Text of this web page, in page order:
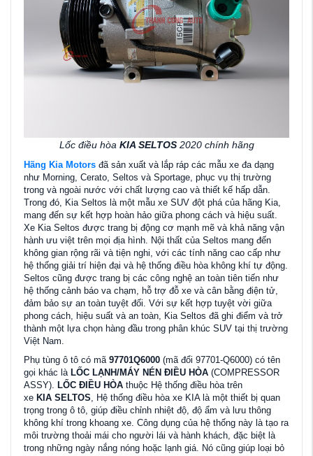
Lốc điều hòa KIA SELTOS2020 chính hãng
Hãng Kia Motors đã sản xuất và lắp ráp các mẫu xe đa dạng
như Morning, Cerato, Seltos và Sportage, phục vụ thị trường
trong và ngoài nước với chất lượng cao và thiết kế hấp dẫn.
Trong đó, Kia Seltos là một mẫu xe SUV đột phá của hãng Kia,
mang đến sự kết hợp hoàn hảo giữa phong cách và hiệu suất.
Xe Kia Seltos được trang bị động cơ mạnh mẽ và khả năng vận
hành ưu việt trên mọi địa hình. Nội thất của Seltos mang đến
không gian rộng rãi và tiện nghi, với các tính năng cao cấp như
hệ thống giải trí hiện đại và hệ thống điều hòa không khí tự động.
Seltos cũng được trang bị các công nghệ an toàn tiên tiến như
hệ thống cảnh báo va chạm, hỗ trợ đỗ xe và cân bằng điện tử,
đảm bảo sự an toàn tuyệt đối. Với sự kết hợp tuyệt vời giữa
phong cách, hiệu suất và an toàn, Kia Seltos đã ghi điểm và trở
thành một lựa chọn hàng đầu trong phân khúc SUV tại thị trường
Việt Nam.
Phụ tùng ô tô có mã 97701Q6000 (mã đổi 97701-Q6000) có tên
gọi khác là LỐC LẠNH/MÁY NÉN ĐIỀU HÒA (COMPRESSOR
ASSY). LỐC ĐIỀU HÒA thuộc Hệ thống điều hòa trên
xe KIA SELTOS, Hệ thống điều hòa xe KIA là một thiết bị quan
trọng trong ô tô, giúp điều chỉnh nhiệt độ, độ ẩm và lưu thông
không khí trong khoang xe. Công dụng của hệ thống này là tạo ra
môi trường thoải mái cho người lái và hành khách, đặc biệt là
trong những ngày nắng nóng hoặc lạnh giá. Nó cũng giúp loại bỏ